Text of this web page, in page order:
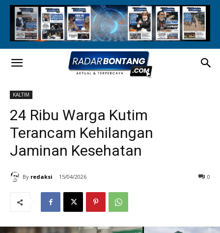
KALTIM
24 Ribu Warga Kutim
Terancam Kehilangan
Jaminan Kesehatan
By redaksi 15/04/2026 0